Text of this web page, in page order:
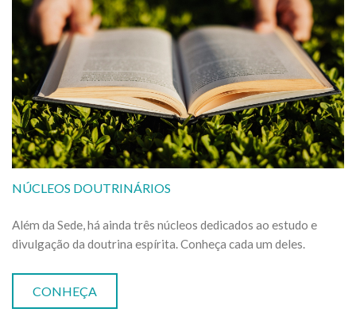
NÚCLEOS DOUTRINÁRIOS
Além da Sede, há ainda três núcleos dedicados ao estudo e
divulgação da doutrina espírita. Conheça cada um deles.
CONHEÇA